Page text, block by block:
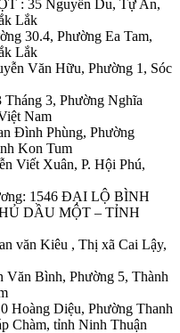
: 35 Nguyễn Du, Tự An,
Lắk
30.4, Phường Ea Tam,
Lắk
Văn Hữu, Phường 1, Sóc
3, Phường Nghĩa
Nam
Đình Phùng, Phường
Kon Tum
Viết Xuân, P. Hội Phú,
1546 ĐẠI LỘ BÌNH
DẦU MỘT – TỈNH
văn Kiêu , Thị xã Cai Lậy,
Văn Bình, Phường 5, Thành
Hoàng Diệu, Phường Thanh
Chàm, tỉnh Ninh Thuận